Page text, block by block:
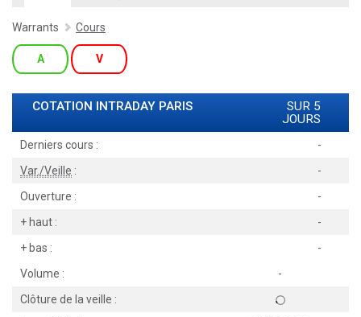
Warrants Cours
A V
COTATION INTRADAY PARIS
SUR 5
JOURS
Derniers cours :
-
Var./Veille :
-
Ouverture :
-
+ haut :
-
+ bas :
-
Volume :
-
Clôture de la veille :